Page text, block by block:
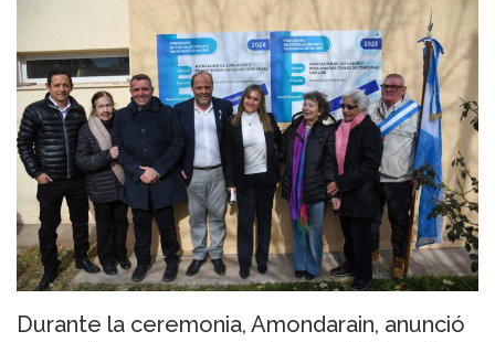
Durante la ceremonia, Amondarain, anunció